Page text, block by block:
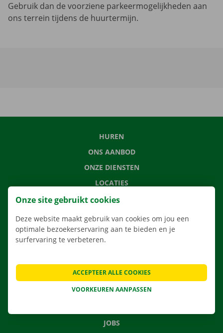
Gebruik dan de voorziene parkeermogelijkheden aan
ons terrein tijdens de huurtermijn.
HUREN
ONS AANBOD
ONZE DIENSTEN
LOCATIES
APP
VERHUISOPLOSSINGEN
VEELGESTELDE VRAGEN
NIEUWS
JOBS
Onze site gebruikt cookies
Deze website maakt gebruik van cookies om jou een
optimale bezoekerservaring aan te bieden en je
surfervaring te verbeteren.
VOORKEUREN AANPASSEN
ACCEPTEER ALLE COOKIES